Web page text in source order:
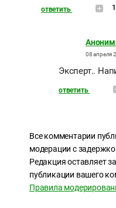
ответить 1
08 апреля
Эксперт..
ответить
Все комментарии
модерации с
Редакция оставляет
публикации вашего
Правила